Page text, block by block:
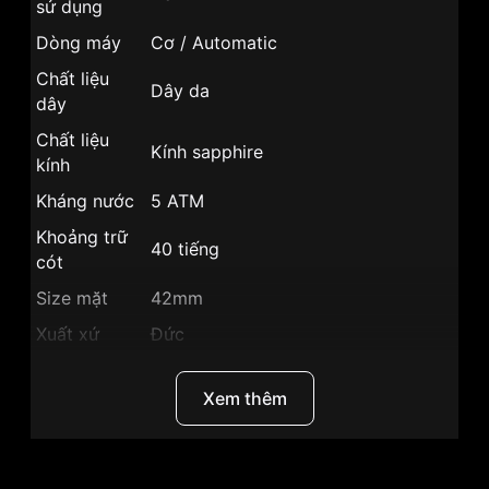
sử dụng
Dòng máy
Cơ / Automatic
Chất liệu
dây
Dây da
Chất liệu
kính
Kính sapphire
Kháng nước
5 ATM
Khoảng trữ
cót
40 tiếng
Size mặt
42mm
Xuất xứ
Đức
Vỏ Thép không gỉ mạ vàng PVD
Mặt trònXem thêm